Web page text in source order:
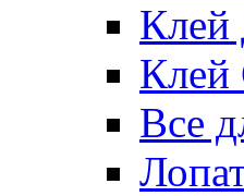
Клей
Клей
Все